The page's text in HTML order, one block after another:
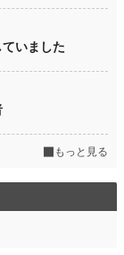
いました
もっと見る